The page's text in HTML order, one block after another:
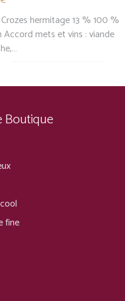
hermitage 13 % 100 %
Accord mets et vins : viande
Boutique
fine